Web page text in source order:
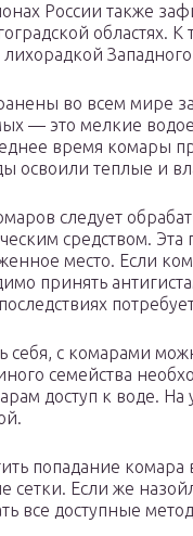
России также
областях.
во всем мире
— это мелкие
время комары
освоили теплые и
следует
средством.
место. Если
принять
себя, с комарами
семейства
доступ к воде. На
попадание
сетки. Если же
все доступные